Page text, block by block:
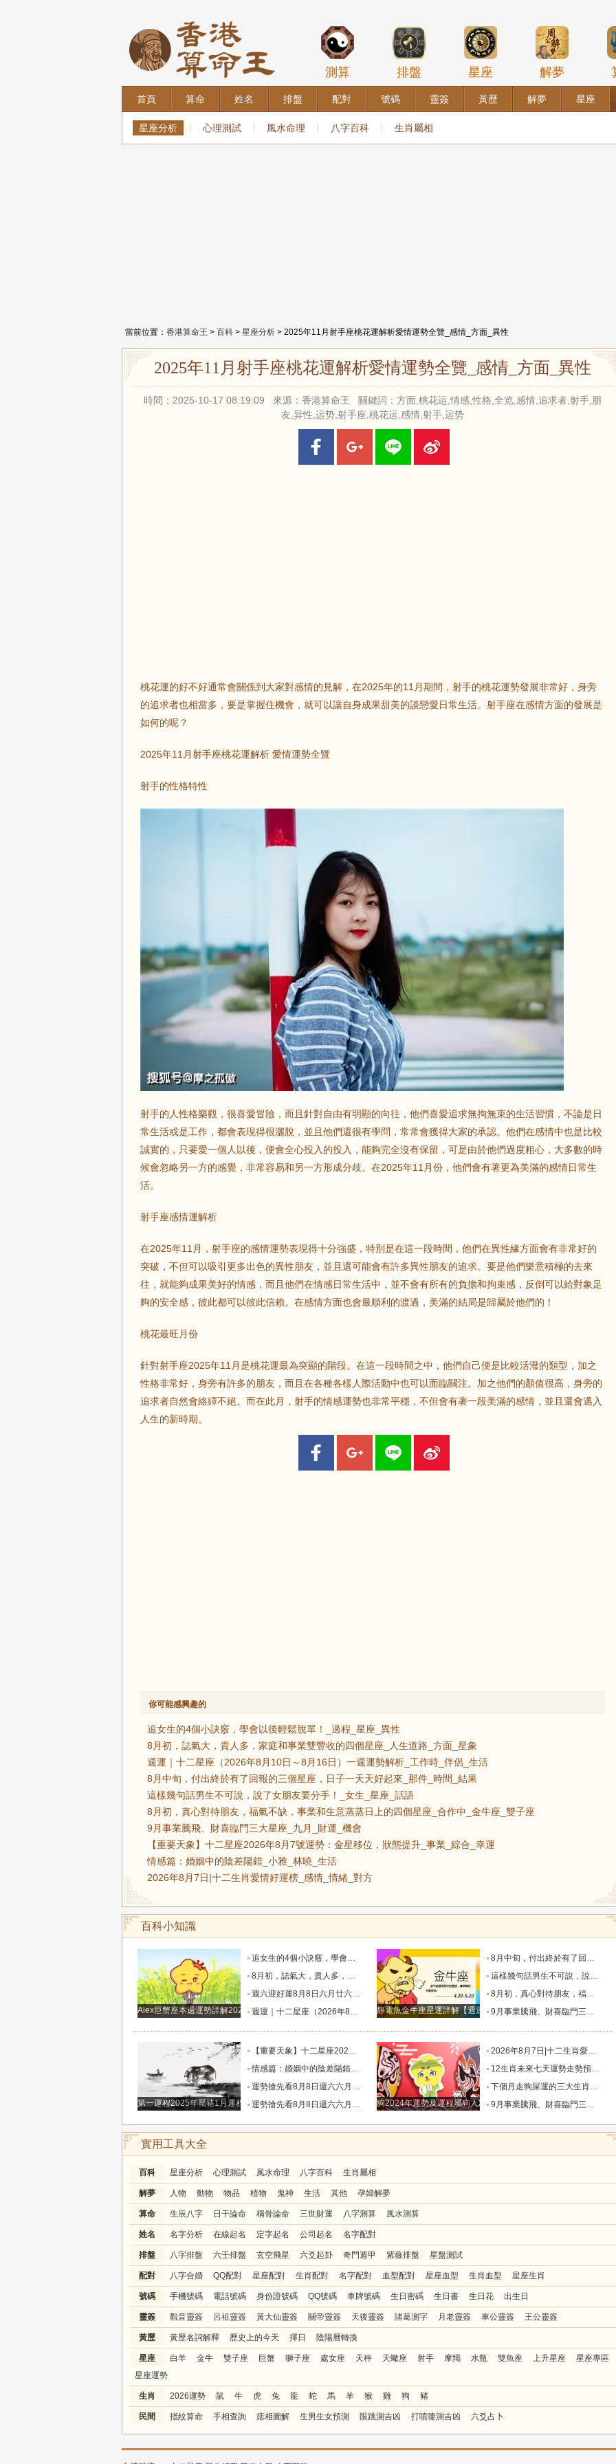
測算 排盤 星座 解夢
首頁 算命 姓名 排盤 配對 號碼 靈簽 黃歷 解夢 星座
星座分析 心理測試 風水命理 八字百科 生肖屬相
當前位置： 香港算命王 > 百科 > 星座分析 > 2025年11月射手座桃花運解析愛情運勢全覽_感情_方面_異性
2025年11月射手座桃花運解析愛情運勢全覽_感情_方面_異性
時間：2025-10-17 08:19:09 來源：香港算命王 關鍵詞：方面,桃花运,情感,性格,全览,感情,追求者,射手,朋
友,异性,运势,射手座,桃花运,感情,射手,运势
桃花運的好不好通常會關係到大家對感情的見解，在2025年的11月期間，射手的桃花運勢發展非常好，身旁
的追求者也相當多，要是掌握住機會，就可以讓自身成果甜美的談戀愛日常生活。射手座在感情方面的發展是
如何的呢？
2025年11月射手座桃花運解析 愛情運勢全覽
射手的性格特性
射手的人性格樂觀，很喜愛冒險，而且針對自由有明顯的向往，他們喜愛追求無拘無束的生活習慣，不論是日
常生活或是工作，都會表現得很灑脫，並且他們還很有學問，常常會獲得大家的承認。他們在感情中也是比較
誠實的，只要愛一個人以後，便會全心投入的投入，能夠完全沒有保留，可是由於他們過度粗心，大多數的時
候會忽略另一方的感覺，非常容易和另一方形成分歧。在2025年11月份，他們會有著更為美滿的感情日常生
活。
射手座感情運解析
在2025年11月，射手座的感情運勢表現得十分強盛，特別是在這一段時間，他們在異性緣方面會有非常好的
突破，不但可以吸引更多出色的異性朋友，並且還可能會有許多異性朋友的追求。要是他們樂意積極的去來
往，就能夠成果美好的情感，而且他們在情感日常生活中，並不會有所有的負擔和拘束感，反倒可以給對象足
夠的安全感，彼此都可以彼此信賴。在感情方面也會最順利的渡過，美滿的結局是歸屬於他們的！
桃花最旺月份
針對射手座2025年11月是桃花運最為突顯的階段。在這一段時間之中，他們自己便是比較活潑的類型，加之
性格非常好，身旁有許多的朋友，而且在各種各樣人際活動中也可以面臨關注。加之他們的顏值很高，身旁的
追求者自然會絡繹不絕。而在此月，射手的情感運勢也非常平穩，不但會有著一段美滿的感情，並且還會邁入
人生的新時期。
你可能感興趣的
追女生的4個小訣竅，學會以後輕鬆脫單！_過程_星座_異性
8月初，誌氣大，貴人多，家庭和事業雙豐收的四個星座_人生道路_方面_星象
週運｜十二星座（2026年8月10日～8月16日）一週運勢解析_工作時_伴侶_生活
8月中旬，付出終於有了回報的三個星座，日子一天天好起來_那件_時間_結果
這樣幾句話男生不可說，說了女朋友要分手！_女生_星座_話語
8月初，真心對待朋友，福氣不缺，事業和生意蒸蒸日上的四個星座_合作中_金牛座_雙子座
9月事業騰飛、財喜臨門三大星座_九月_財運_機會
【重要天象】十二星座2026年8月7號運勢：金星移位，狀態提升_事業_綜合_幸運
情感篇：婚姻中的陰差陽錯_小雅_林曉_生活
2026年8月7日|十二生肖愛情好運榜_感情_情緒_對方
百科小知識
Alex巨蟹座本週運勢詳解2024.12.23-12.29
追女生的4個小訣竅，學會以後輕鬆脫單！_過程_星座_異性
8月初，誌氣大，貴人多，家庭和事業雙豐收的四個星座_人生道路_方面_星象
週六迎好運8月8日六月廿六，吉利的屬相有哪些？_合作_金氣漸_投資
週運｜十二星座（2026年8月10日～8月16日）一週運勢解析_工作時_伴侶_生活
靜電魚金牛座星運詳解【週運2024年12月9日-12月15日】
8月中旬，付出終於有了回報的三個星座，日子一天天好起來_那件_時間_結果
這樣幾句話男生不可說，說了女朋友要分手！_女生_星座_話語
8月初，真心對待朋友，福氣不缺，事業和生意蒸蒸日上的四個星座_合作中_金牛座_雙子座
9月事業騰飛、財喜臨門三大星座_九月_財運_機會
第一運程2025年屬豬1月運程解析
【重要天象】十二星座2026年8月7號運勢：金星移位，狀態提升_事業_綜合_幸運
情感篇：婚姻中的陰差陽錯_小雅_林曉_生活
運勢搶先看8月8日週六六月廿六大勢宜忌與行動指南_易有_時間_波折
運勢搶先看8月8日週六六月廿六大勢宜忌與行動指南_易有_時間_波折
狗2024年運勢及運程屬狗人2024運勢好嗎
2026年8月7日|十二生肖愛情好運榜_感情_情緒_對方
12生肖未來七天運勢走勢預報（2026年8月4日-8月10日）_池池_感情_事業
下個月走狗屎運的三大生肖，出門遇財神，步步高升，紫氣盈門，喜事連連！_龍的_運氣_時候
9月事業騰飛、財喜臨門三大星座_九月_財運_機會
實用工具大全
百科 星座分析 心理測試 風水命理 八字百科 生肖屬相
解夢 人物 動物 物品 植物 鬼神 生活 其他 孕婦解夢
算命 生辰八字 日干論命 稱骨論命 三世財運 八字測算 風水測算
姓名 名字分析 在線起名 定字起名 公司起名 名字配對
排盤 八字排盤 六壬排盤 玄空飛星 六爻起卦 奇門遁甲 紫薇排盤 星盤測試
配對 八字合婚 QQ配對 星座配對 生肖配對 名字配對 血型配對 星座血型 生肖血型 星座生肖
號碼 手機號碼 電話號碼 身份證號碼 QQ號碼 車牌號碼 生日密碼 生日書 生日花 出生日
靈簽 觀音靈簽 呂祖靈簽 黃大仙靈簽 關帝靈簽 天後靈簽 諸葛測字 月老靈簽 車公靈簽 王公靈簽
黃歷 黃歷名詞解釋 歷史上的今天 擇日 陰陽曆轉換
星座 白羊 金牛 雙子座 巨蟹 獅子座 處女座 天秤 天蠍座 射手 摩羯 水瓶 雙魚座 上升星座
星座專區
星座運勢
生肖 2026運勢 鼠 牛 虎 兔 龍 蛇 馬 羊 猴 雞 狗 豬
民間 指紋算命 手相查詢 痣相圖解 生男生女預測 眼跳測吉凶 打噴嚏測吉凶 六爻占卜
牛
蛇